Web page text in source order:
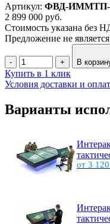
Артикул: ФВД-ИММТП-
2 899 000 руб.
Стоимость указана без
Предложение не
В
Купить в 1 клик
Условия доставки и
Варианты
от 3